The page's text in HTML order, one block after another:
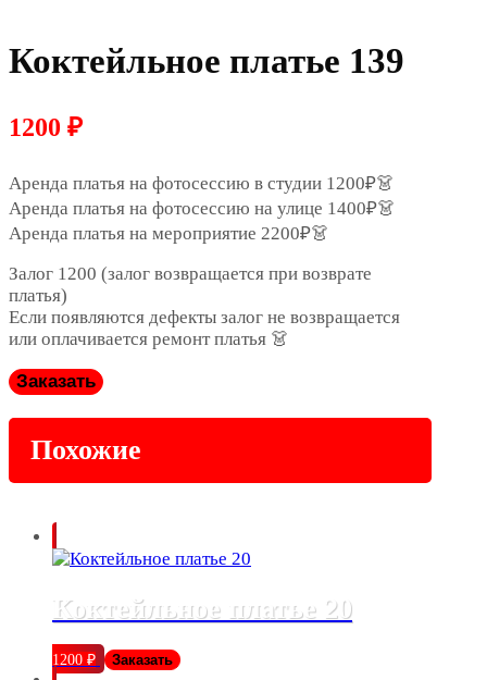
Коктейльное платье 139
1200 ₽
Аренда платья на фотосессию в студии 1200₽👗
Аренда платья на фотосессию на улице 1400₽👗
Аренда платья на мероприятие 2200₽👗
Залог 1200 (залог возвращается при возврате
платья)
Если появляются дефекты залог не возвращается
или оплачивается ремонт платья 👗
Заказать
Похожие
Коктейльное платье 20
1200 ₽ Заказать